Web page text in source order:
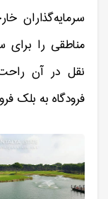
سرمایه‌گذاران
مناطقی را برای
نقل در آن
فرودگاه به بلک